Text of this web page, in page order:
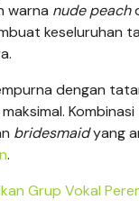
warna nude peach
keseluruhan
dengan
Kombinasi
bridesmaidyang
.
Grup Vokal